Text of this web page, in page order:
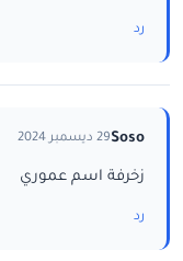
رد
Soso29 ديسمبر 2024
زخرفة اسم عموري
رد